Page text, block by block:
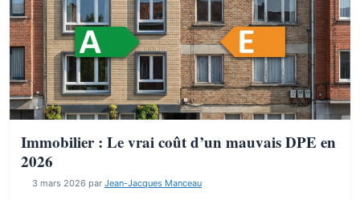
Immobilier : Le vrai coût d’un mauvais DPE en
2026
3 mars 2026 par Jean-Jacques Manceau